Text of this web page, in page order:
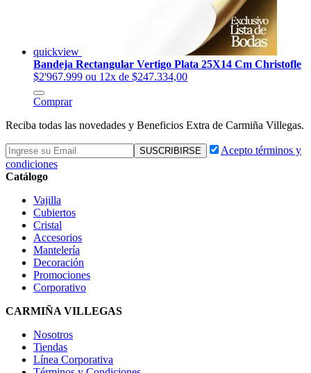
quickview
Bandeja Rectangular Vertigo Plata 25X14 Cm Christofle
$2'967.999 ou 12x de $247.334,00
Comprar
Reciba todas las novedades y Beneficios Extra de Carmiña Villegas.
Acepto términos y
condiciones
Catálogo
Vajilla
Cubiertos
Cristal
Accesorios
Mantelería
Decoración
Promociones
Corporativo
CARMIÑA VILLEGAS
Nosotros
Tiendas
Línea Corporativa